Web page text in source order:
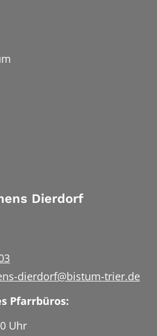
Dierdorf
dierdorf@bistum-trier.de
Pfarrbüros:
Uhr